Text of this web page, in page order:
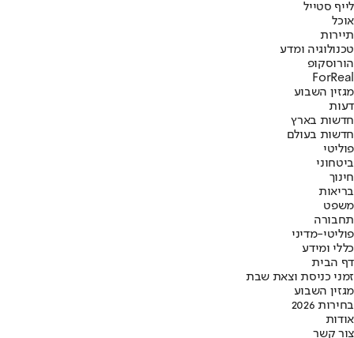
לייף סטייל
אוכל
תיירות
טכנולוגיה ומדע
הורוסקופ
ForReal
מגזין השבוע
דעות
חדשות בארץ
חדשות בעולם
פוליטי
ביטחוני
חינוך
בריאות
משפט
תחבורה
פוליטי-מדיני
כללי ומידע
דף הבית
זמני כניסת וצאת שבת
מגזין השבוע
בחירות 2026
אודות
צור קשר